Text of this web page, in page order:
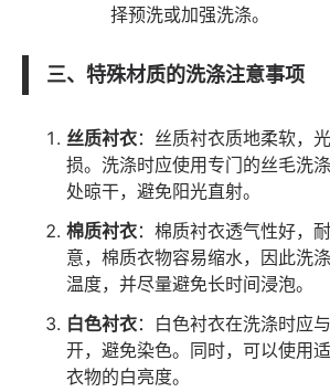
择预洗或加强洗涤。
三、特殊材质的洗涤注意事项
丝质衬衣：丝质衬衣质地柔软，
损。洗涤时应使用专门的丝毛洗
处晾干，避免阳光直射。
棉质衬衣：棉质衬衣透气性好，
意，棉质衣物容易缩水，因此洗
温度，并尽量避免长时间浸泡。
白色衬衣：白色衬衣在洗涤时应
开，避免染色。同时，可以使用
衣物的白亮度。